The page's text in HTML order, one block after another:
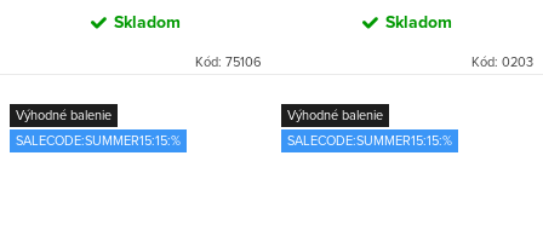
Skladom
Kód: 75106
Skladom
Kód: 0203
Výhodné balenie
SALECODE:SUMMER15:15:%
Výhodné balenie
SALECODE:SUMMER15:15:%